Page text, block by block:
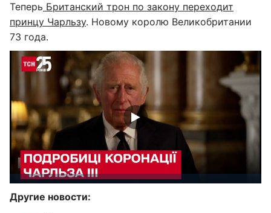
Теперь Британский трон по закону переходит
принцу Чарльзу. Новому королю Великобритании
73 года.
Другие новости: